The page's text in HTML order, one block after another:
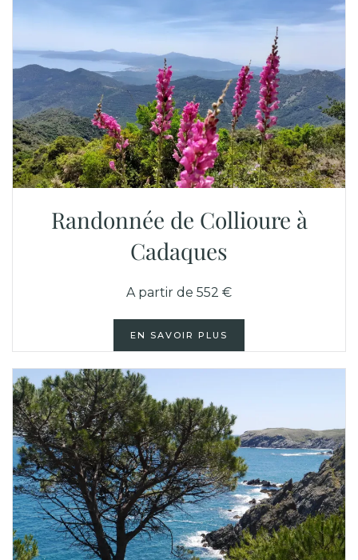
Randonnée de Collioure à
Cadaques
A partir de 552 €
EN SAVOIR PLUS